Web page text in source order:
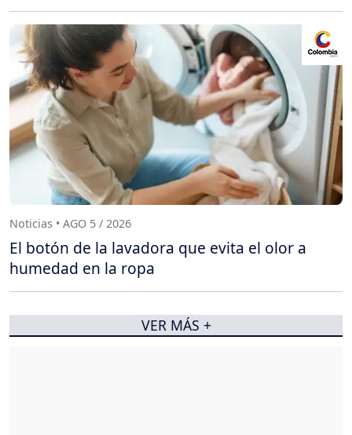
Noticias • AGO 5 / 2026
El botón de la lavadora que evita el olor a
humedad en la ropa
VER MÁS +